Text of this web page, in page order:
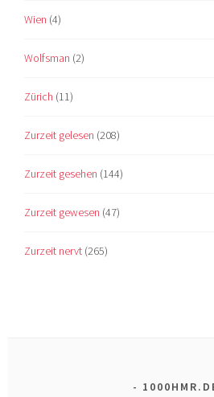
Wien (4)
Wolfsman (2)
Zürich (11)
Zurzeit gelesen (208)
Zurzeit gesehen (144)
Zurzeit gewesen (47)
Zurzeit nervt (265)